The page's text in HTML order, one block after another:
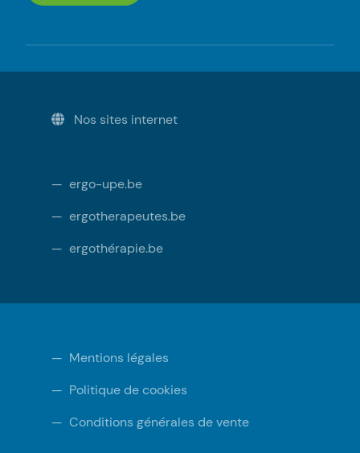
Nos sites internet
— ergo-upe.be
— ergotherapeutes.be
— ergothérapie.be
— Mentions légales
— Politique de cookies
— Conditions générales de vente